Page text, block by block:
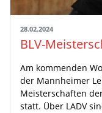
28.02.2024
Am kommenden
der Mannheimer
Meisterschaften
statt. Über LADV